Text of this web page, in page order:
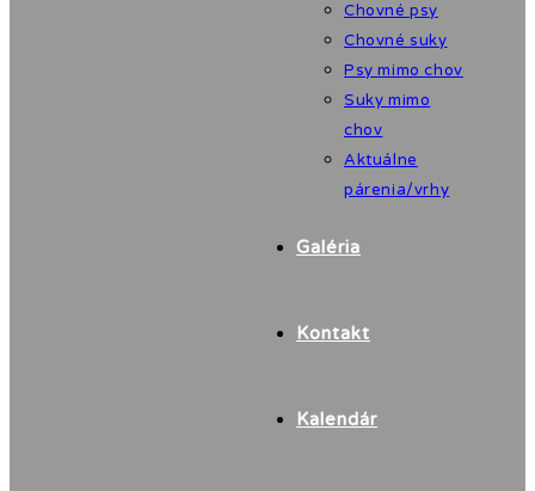
Chovné psy
Chovné suky
Psy mimo chov
Suky mimo
chov
Aktuálne
párenia/vrhy
Galéria
Kontakt
Kalendár